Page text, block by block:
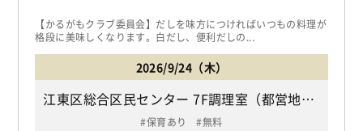
【かるがもクラブ委員会】だしを味方につければいつもの料理が
格段に美味しくなります。白だし、便利だしの...
2026/9/24（木）
江東区総合区民センター 7F調理室（都営地下鉄新宿線「西大島駅」下車A４出口より徒歩1分/江東区大島4-5-1）
保育あり 無料